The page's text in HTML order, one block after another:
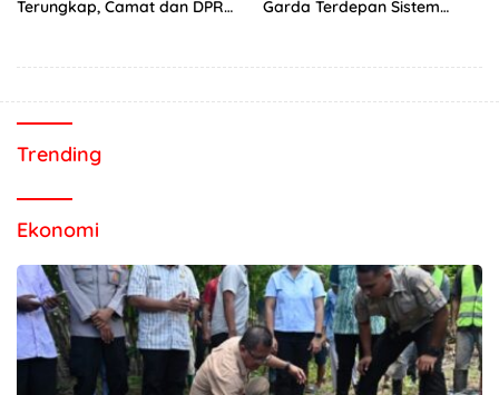
Terungkap, Camat dan DPRD
Garda Terdepan Sistem
Trending
Ekonomi